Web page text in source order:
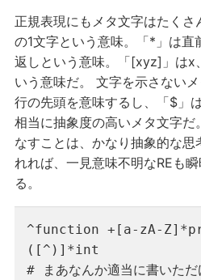
正規表現にもメタ文字はたく
の1文字という意味。「*」は直
返しという意味。「[xyz]」はx
いう意味だ。 文字を示さない
行の先頭を意味するし、「$」
相当に抽象度の高いメタ文字だ
なすことは、かなり抽象的な
れれば、一見意味不明なREも
る。
^function +[a-zA-
([^)]*int
# まあなんか適当に書いただ